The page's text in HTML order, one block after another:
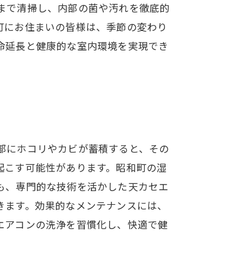
清掃し、内部の菌や汚れを徹底的
お住まいの皆様は、季節の変わり
長と健康的な室内環境を実現でき
ホコリやカビが蓄積すると、その
す可能性があります。昭和町の湿
専門的な技術を活かした天カセエ
す。効果的なメンテナンスには、
コンの洗浄を習慣化し、快適で健